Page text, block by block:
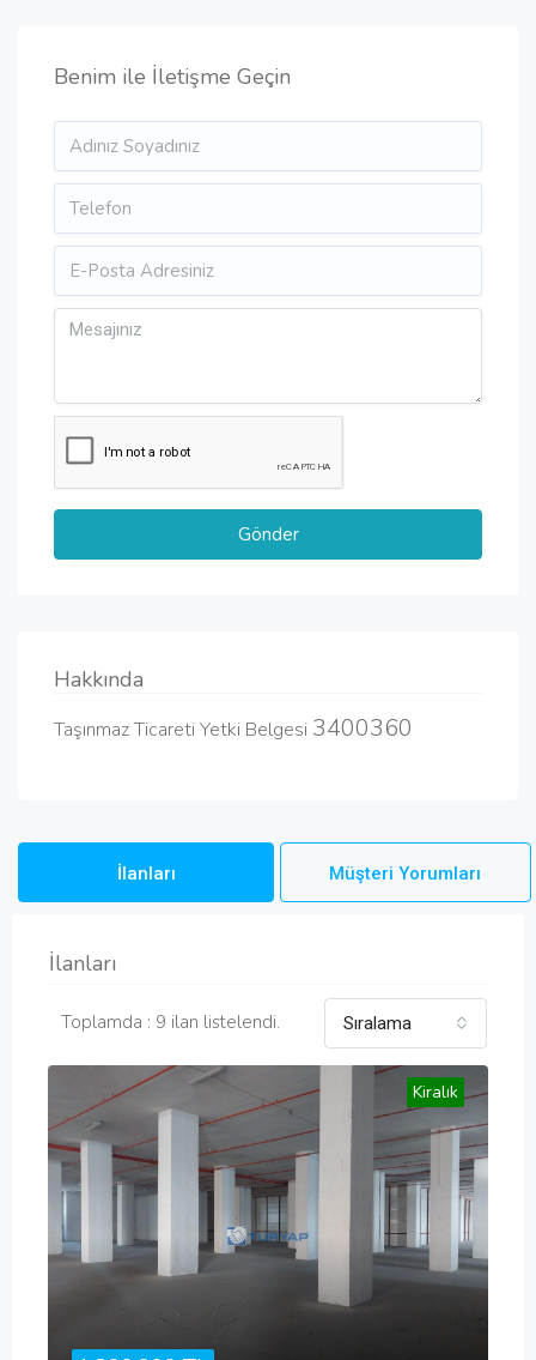
Benim ile İletişme Geçin
Hakkında
Taşınmaz Ticareti Yetki Belgesi 3400360
İlanları Müşteri Yorumları
İlanları
Toplamda : 9 ilan listelendi. Sıralama
Kiralık